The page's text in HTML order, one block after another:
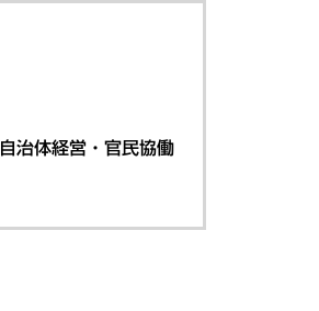
自治体経営・官民協働